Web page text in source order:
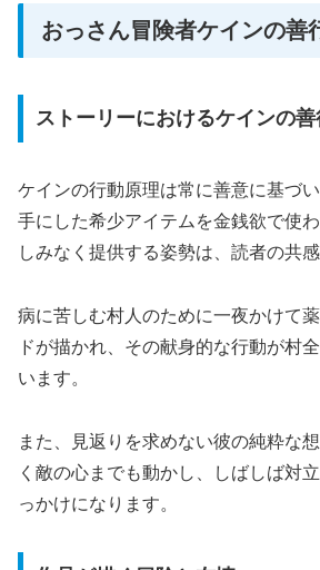
おっさん冒険者ケインの善
ストーリーにおけるケインの善
ケインの行動原理は常に善意に基づ
手にした希少アイテムを金銭欲で使
しみなく提供する姿勢は、読者の共
病に苦しむ村人のために一夜かけて
ドが描かれ、その献身的な行動が村
います。
また、見返りを求めない彼の純粋な
く敵の心までも動かし、しばしば対
っかけになります。